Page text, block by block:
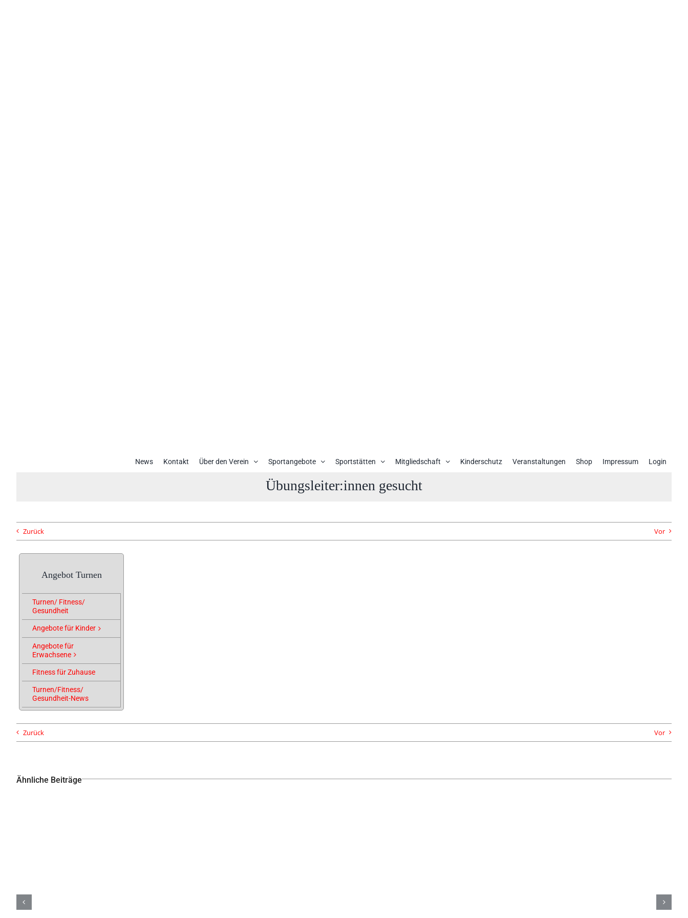
News Kontakt Über den Verein Sportangebote Sportstätten Mitgliedschaft Kinderschutz Veranstaltungen Shop Impressum Login
Übungsleiter:innen gesucht
Zurück Vor
Angebot Turnen
Turnen/ Fitness/
Gesundheit
Angebote für Kinder
Angebote für
Erwachsene
Fitness für Zuhause
Turnen/Fitness/
Gesundheit-News
Zurück Vor
Ähnliche Beiträge